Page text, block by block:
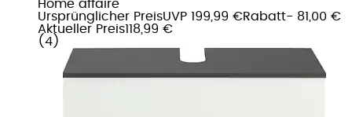
Home affaire
Ursprünglicher PreisUVP 199,99 €Rabatt- 81,00 €
Aktueller Preis118,99 €
( 4 )